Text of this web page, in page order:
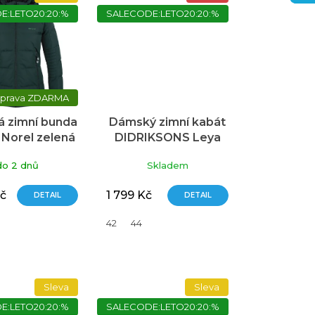
ZDARMA
zimní bunda
Norel zelená
2 dnů
DETAIL
SALECODE:LETO20:20:%
Dámský zimní kabát
DIDRIKSONS Leya
Skladem
1 799 Kč DETAIL
42 44
Sleva
Sleva
SALECODE:LETO20:20:%